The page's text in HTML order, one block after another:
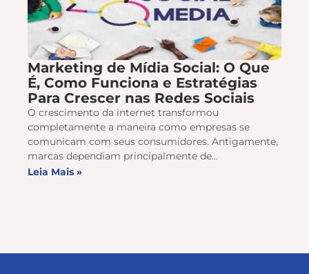
Marketing de Mídia Social: O Que
É, Como Funciona e Estratégias
Para Crescer nas Redes Sociais
O crescimento da internet transformou
completamente a maneira como empresas se
comunicam com seus consumidores. Antigamente,
marcas dependiam principalmente de...
Leia Mais »